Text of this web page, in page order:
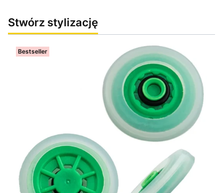
Stwórz stylizację
Bestseller